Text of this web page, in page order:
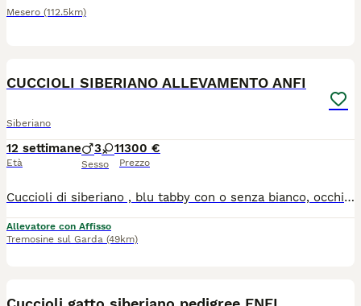
Mesero (112.5km)
CUCCIOLI SIBERIANO ALLEVAMENTO ANFI
Siberiano
12 settimane
Età
3 1
Sesso
1300 €
Prezzo
Cuccioli di siberiano , blu tabby con o senza bianco, occhi verdi. test genetici dei genitori completi ,chip, vaccini completi, certificato di buona salute
Allevatore con Affisso
Tremosine sul Garda (49km)